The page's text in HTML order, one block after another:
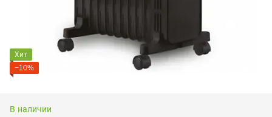
Хит
−10%
В наличии